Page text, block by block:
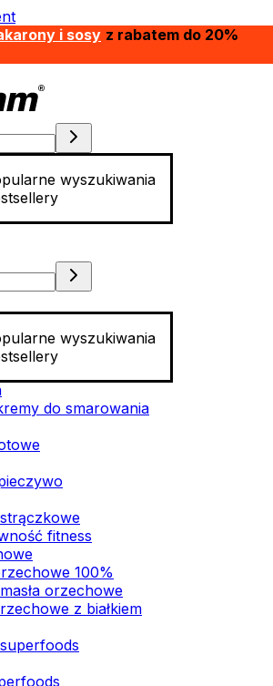
i sosy z rabatem do 20%
wyszukiwania
wyszukiwania
do smarowania
fitness
100%
orzechowe
z białkiem